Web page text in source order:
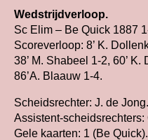
Wedstrijdverloop.
Sc Elim – Be Quick 1887
Scoreverloop: 8’ K.
38’ M. Shabeel 1-2, 60’ K.
86’A. Blaauw 1-4.
Scheidsrechter: J. de Jong.
Assistent-scheidsrechters:
Gele kaarten: 1 (Be Quick).